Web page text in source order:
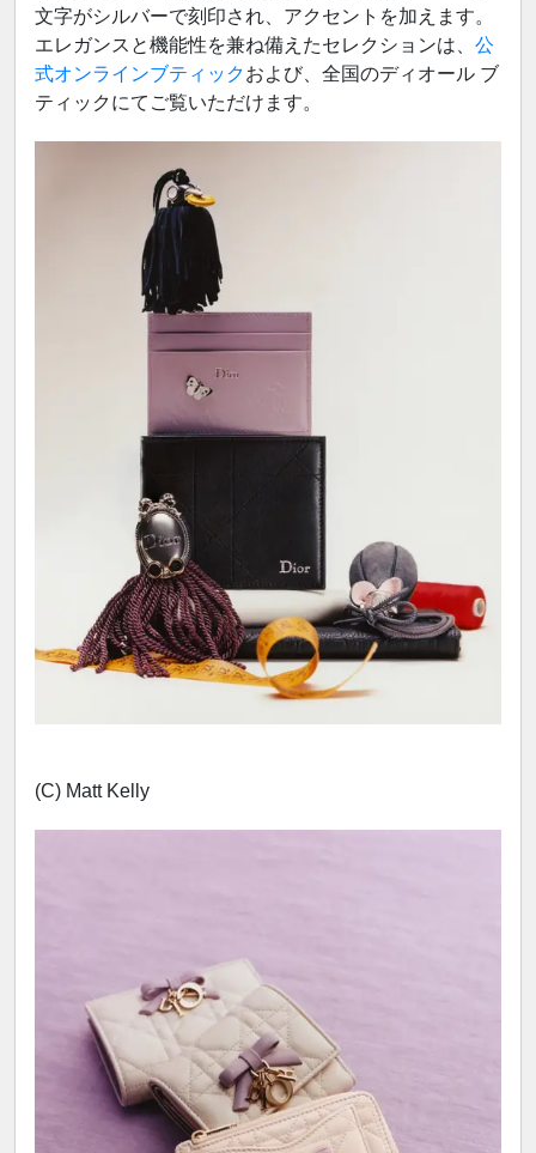
文字がシルバーで刻印され、アクセントを加えます。
エレガンスと機能性を兼ね備えたセレクションは、 公
式オンラインブティックおよび、全国のディオール ブ
ティックにてご覧いただけます。
(C) Matt Kelly